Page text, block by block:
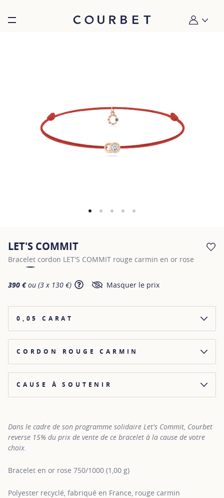
Burger toggle menu Mon
LET'S COMMIT
Bracelet cordon LET'S COMMIT rouge carmin en or rose
390 € ou (3 x 130 €) SHOW TOOLTIP
Masquer le prix
0,05 CARAT
CORDON ROUGE CARMIN
CAUSE À SOUTENIR
Dans le cadre de son programme solidaire Let's Commit, Courbet
reverse 15% du prix de vente de ce bracelet à la cause de votre
choix.
Bracelet en or rose 750/1000 (1,00 g)
Polyester recyclé, fabriqué en France, rouge carmin